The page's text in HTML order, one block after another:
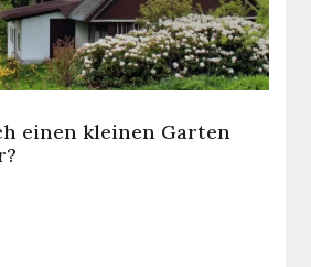
einen kleinen Garten